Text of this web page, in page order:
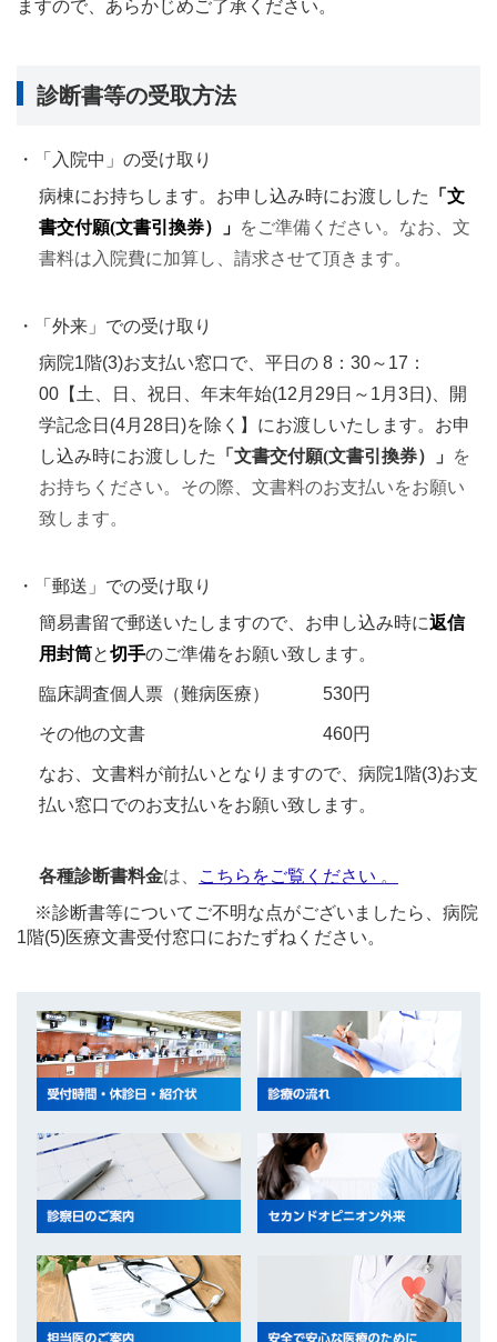
ますので、あらかじめご了承ください。
診断書等の受取方法
・「入院中」の受け取り
病棟にお持ちします。お申し込み時にお渡しした
「文
書交付願(文書引換券）」 をご準備ください。なお、文
書料は入院費に加算し、請求させて頂きます。
・「外来」での受け取り
病院1階(3)お支払い窓口で、平日の 8：30～17：
00【土、日、祝日、年末年始(12月29日～1月3日)、開
学記念日(4月28日)を除く】にお渡しいたします。お申
し込み時にお渡しした
「文書交付願(文書引換券）」
を
お持ちください。その際、文書料のお支払いをお願い
致します。
・「郵送」での受け取り
簡易書留で郵送いたしますので、お申し込み時に返信
用封筒と切手のご準備をお願い致します。
臨床調査個人票（難病医療） 530円
その他の文書 460円
なお、文書料が前払いとなりますので、病院1階(3)お支
払い窓口でのお支払いをお願い致します。
各種診断書料金は、 こちらをご覧ください 。
※診断書等についてご不明な点がございましたら、病院
1階(5)医療文書受付窓口におたずねください。